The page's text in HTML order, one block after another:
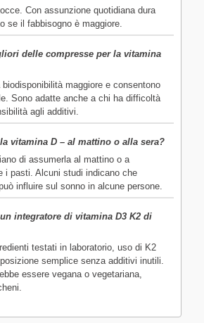
Con assunzione quotidiana dura
se il fabbisogno è maggiore.
delle compresse per la vitamina
biodisponibilità maggiore e consentono
Sono adatte anche a chi ha difficoltà
agli additivi.
vitamina D – al mattino o alla sera?
di assumerla al mattino o a
i pasti. Alcuni studi indicano che
influire sul sonno in alcune persone.
integratore di vitamina D3 K2 di
testati in laboratorio, uso di K2
semplice senza additivi inutili.
essere vegana o vegetariana,